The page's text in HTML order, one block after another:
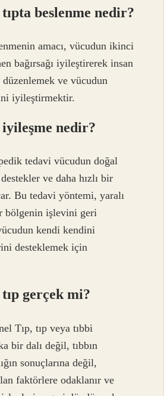
beslenme nedir?
amacı, vücudun ikinci
bağırsağı iyileştirerek insan
düzenlemek ve vücudun
iyileştirmektir.
nedir?
tedavi vücudun doğal
ve daha hızlı bir
Bu tedavi yöntemi, yaralı
bölgenin işlevini geri
kendi kendini
desteklemek için
gerçek mi?
Tıp, tıp veya tıbbi
bir dalı değil, tıbbın
sonuçlarına değil,
faktörlere odaklanır ve